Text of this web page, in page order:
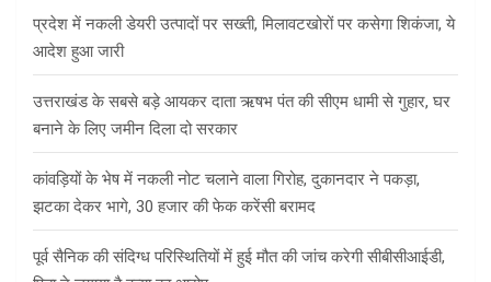
प्रदेश में नकली डेयरी उत्पादों पर सख्ती, मिलावटखोरों पर कसेगा शिकंजा, ये
आदेश हुआ जारी
उत्तराखंड के सबसे बड़े आयकर दाता ऋषभ पंत की सीएम धामी से गुहार, घर
बनाने के लिए जमीन दिला दो सरकार
कांवड़ियों के भेष में नकली नोट चलाने वाला गिरोह, दुकानदार ने पकड़ा,
झटका देकर भागे, 30 हजार की फेक करेंसी बरामद
पूर्व सैनिक की संदिग्ध परिस्थितियों में हुई मौत की जांच करेगी सीबीसीआईडी,